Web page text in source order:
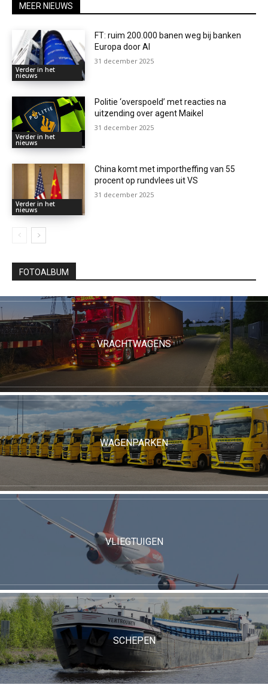
MEER NIEUWS
Verder in het
nieuws
FT: ruim 200.000 banen weg bij banken
Europa door AI
31 december 2025
Verder in het
nieuws
Politie ‘overspoeld’ met reacties na
uitzending over agent Maikel
31 december 2025
Verder in het
nieuws
China komt met importheffing van 55
procent op rundvlees uit VS
31 december 2025
FOTOALBUM
VRACHTWAGENS
WAGENPARKEN
VLIEGTUIGEN
SCHEPEN